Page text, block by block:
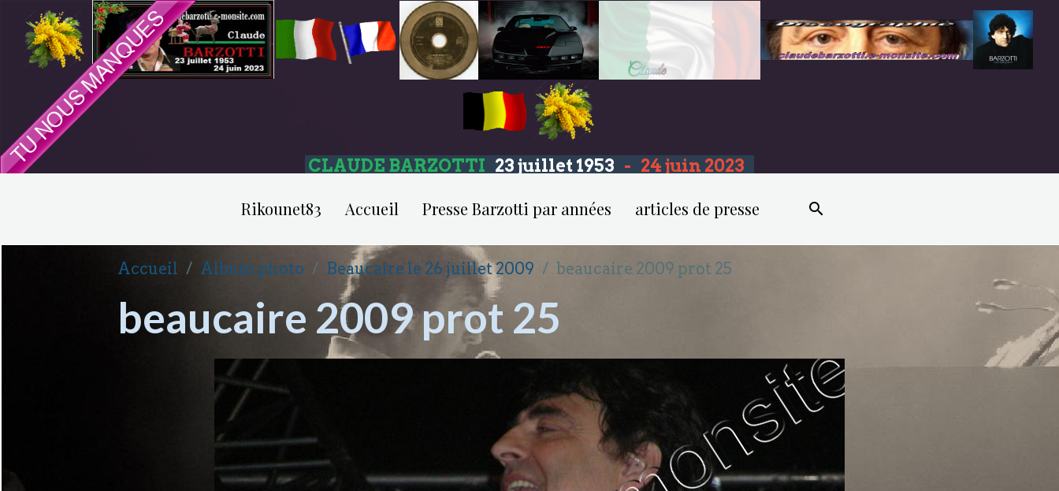
CLAUDE BARZOTTI 23 juillet 1953 - 24 juin 2023
Rikounet83 Accueil Presse Barzotti par années articles de presse
Accueil Album photo Beaucaire le 26 juillet 2009 beaucaire 2009 prot 25
beaucaire 2009 prot 25